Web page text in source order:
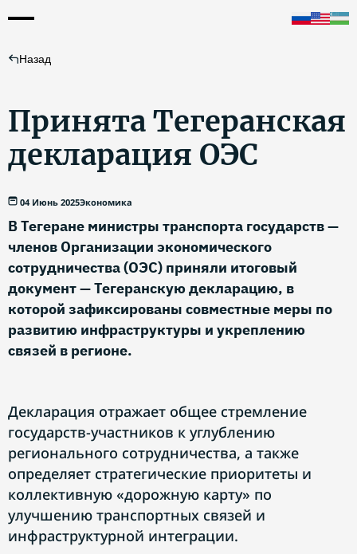
Назад
Принята Тегеранская
декларация ОЭС
04 Июнь 2025Экономика
В Тегеране министры транспорта государств —
членов Организации экономического
сотрудничества (ОЭС) приняли итоговый
документ — Тегеранскую декларацию, в
которой зафиксированы совместные меры по
развитию инфраструктуры и укреплению
связей в регионе.
Декларация отражает общее стремление
государств-участников к углублению
регионального сотрудничества, а также
определяет стратегические приоритеты и
коллективную «дорожную карту» по
улучшению транспортных связей и
инфраструктурной интеграции.